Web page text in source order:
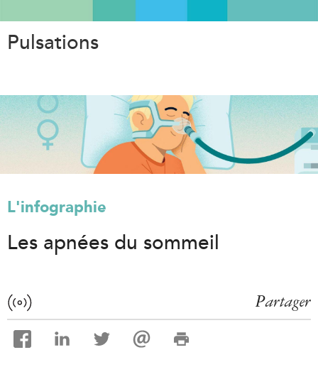
Pulsations
L'infographie
Les apnées du sommeil
Partager